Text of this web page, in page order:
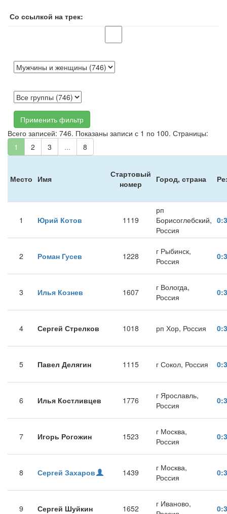
Со ссылкой на трек:
Применить фильтр
Всего записей: 746. Показаны записи с 1 по 100. Страницы:
1
2 3 ... 8
Место Имя
Стартовый
номер
Город, страна
1 Юрий Котов 1119
рп
Борисоглебский,
Россия
2 Роман Гусев 1228
г Рыбинск,
Россия
3 Илья Кознев 1607
г Вологда,
Россия
4 Сергей Стрелков 1018 рп Хор, Россия
5 Павел Делягин 1115 г Сокол, Россия
6 Илья Костливцев 1776
г Ярославль,
Россия
7 Игорь Рогожин 1523
г Москва,
Россия
8 Сергей Захаров 1439
г Москва,
Россия
9 Сергей Шуйкин 1652
г Иваново,